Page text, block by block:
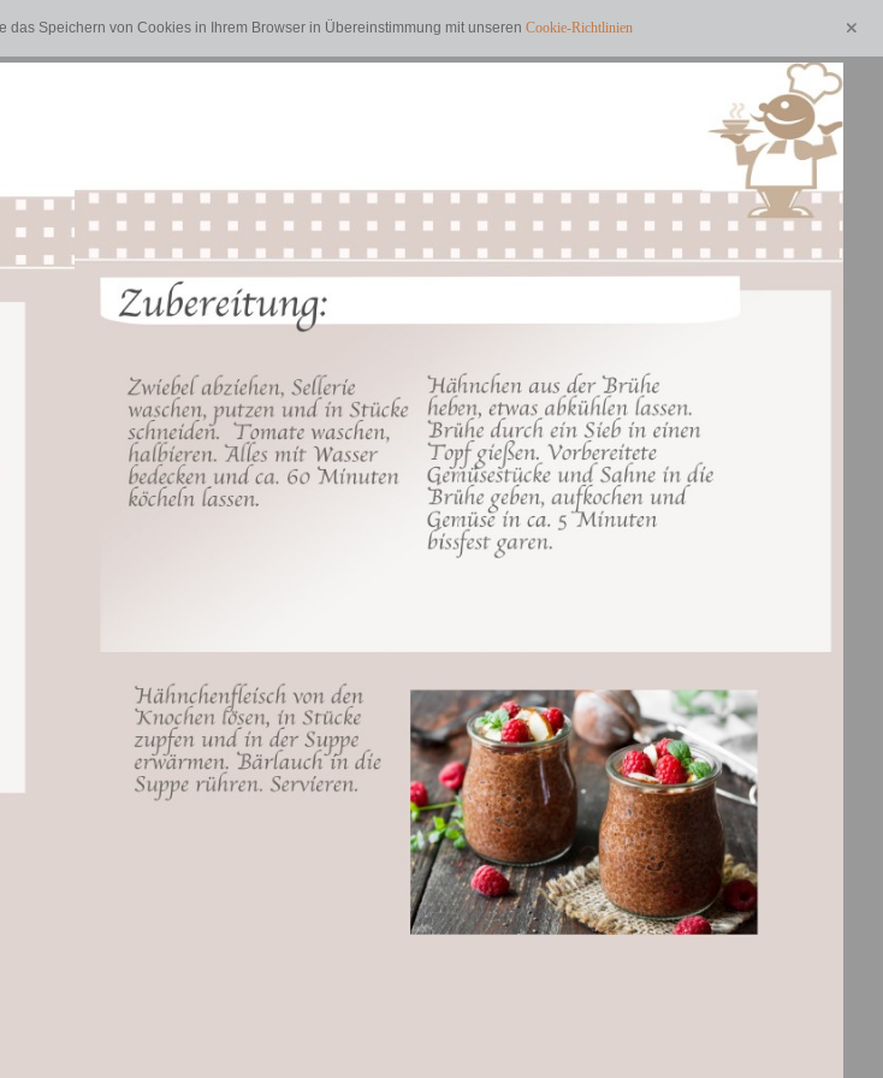
Speichern von Cookies in Ihrem Browser in Übereinstimmung mit unseren Cookie-Richtlinien